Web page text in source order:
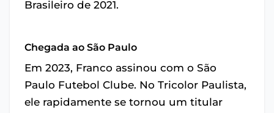
Brasileiro de 2021.
Chegada ao São Paulo
Em 2023, Franco assinou com o São
Paulo Futebol Clube. No Tricolor Paulista,
ele rapidamente se tornou um titular